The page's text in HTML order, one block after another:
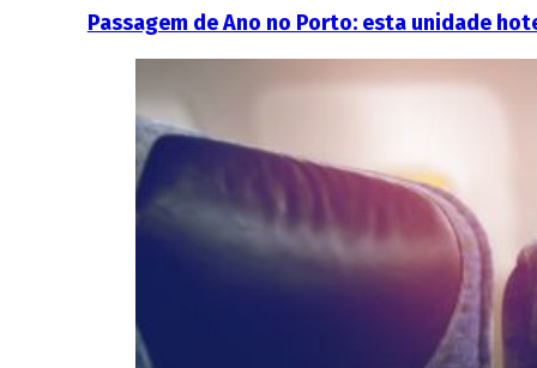
Passagem de Ano no Porto: esta unidade